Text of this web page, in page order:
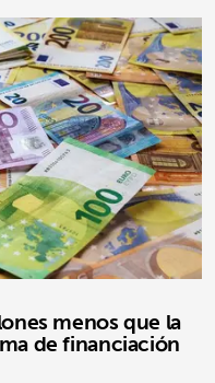
menos que la
de financiación